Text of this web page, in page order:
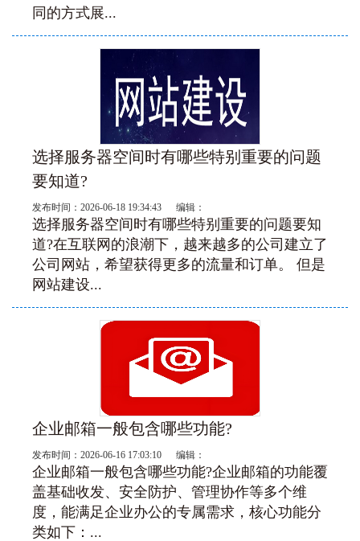
同的方式展...
选择服务器空间时有哪些特别重要的问题
要知道?
发布时间：2026-06-18 19:34:43 编辑：
选择服务器空间时有哪些特别重要的问题要知
道?在互联网的浪潮下，越来越多的公司建立了
公司网站，希望获得更多的流量和订单。 但是
网站建设...
企业邮箱一般包含哪些功能?
发布时间：2026-06-16 17:03:10 编辑：
企业邮箱一般包含哪些功能?企业邮箱的功能覆
盖基础收发、安全防护、管理协作等多个维
度，能满足企业办公的专属需求，核心功能分
类如下：...